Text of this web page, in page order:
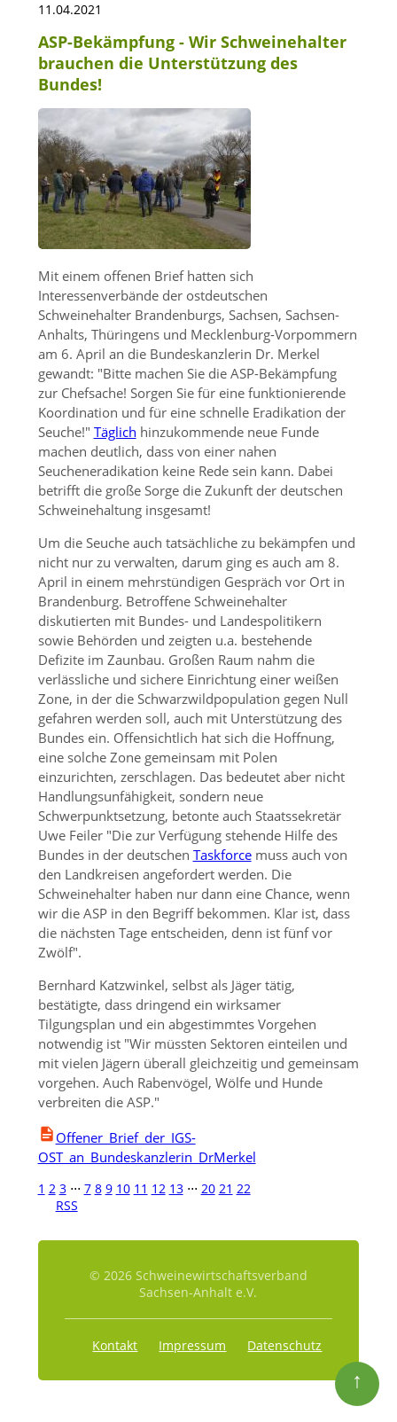
11.04.2021
ASP-Bekämpfung - Wir Schweinehalter
brauchen die Unterstützung des
Bundes!
Mit einem offenen Brief hatten sich
Interessenverbände der ostdeutschen
Schweinehalter Brandenburgs, Sachsen, Sachsen-
Anhalts, Thüringens und Mecklenburg-Vorpommern
am 6. April an die Bundeskanzlerin Dr. Merkel
gewandt: Bitte machen Sie die ASP-Bekämpfung
zur Chefsache! Sorgen Sie für eine funktionierende
Koordination und für eine schnelle Eradikation der
Seuche! Täglich hinzukommende neue Funde
machen deutlich, dass von einer nahen
Seucheneradikation keine Rede sein kann. Dabei
betrifft die große Sorge die Zukunft der deutschen
Schweinehaltung insgesamt!
Um die Seuche auch tatsächliche zu bekämpfen und
nicht nur zu verwalten, darum ging es auch am 8.
April in einem mehrstündigen Gespräch vor Ort in
Brandenburg. Betroffene Schweinehalter
diskutierten mit Bundes- und Landespolitikern
sowie Behörden und zeigten u.a. bestehende
Defizite im Zaunbau. Großen Raum nahm die
verlässliche und sichere Einrichtung einer weißen
Zone, in der die Schwarzwildpopulation gegen Null
gefahren werden soll, auch mit Unterstützung des
Bundes ein. Offensichtlich hat sich die Hoffnung,
eine solche Zone gemeinsam mit Polen
einzurichten, zerschlagen. Das bedeutet aber nicht
Handlungsunfähigkeit, sondern neue
Schwerpunktsetzung, betonte auch Staatssekretär
Uwe Feiler Die zur Verfügung stehende Hilfe des
Bundes in der deutschen Taskforcemuss auch von
den Landkreisen angefordert werden. Die
Schweinehalter haben nur dann eine Chance, wenn
wir die ASP in den Begriff bekommen. Klar ist, dass
die nächsten Tage entscheiden, denn ist fünf vor
Zwölf .
Bernhard Katzwinkel, selbst als Jäger tätig,
bestätigte, dass dringend ein wirksamer
Tilgungsplan und ein abgestimmtes Vorgehen
notwendig ist Wir müssten Sektoren einteilen und
mit vielen Jägern überall gleichzeitig und gemeinsam
vorgehen. Auch Rabenvögel, Wölfe und Hunde
verbreiten die ASP.
Offener_Brief_der_IGS-
OST_an_Bundeskanzlerin_DrMerkel
1 2 3⋅⋅⋅ 7 8 9 10 11 12 13⋅⋅⋅ 20 21 22
RSS
© 2026 Schweinewirtschaftsverband
Sachsen-Anhalt e.V.
Kontakt Impressum Datenschutz
↑